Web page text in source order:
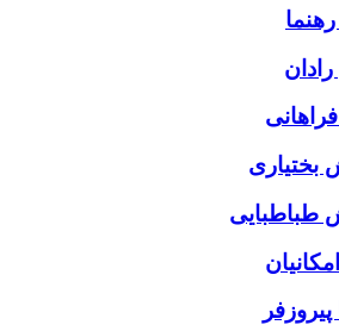
بختیاری
طباطبایی